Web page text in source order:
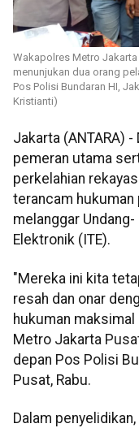
Wakapolres Metro
menunjukan dua orang
Pos Polisi Bundaran HI,
Kristianti)
Jakarta (ANTARA)
pemeran utama
perkelahian
terancam hukuman
melanggar
Elektronik (ITE).
"Mereka ini kita
resah dan onar
hukuman
Metro Jakarta
depan Pos Polisi
Pusat, Rabu.
Dalam